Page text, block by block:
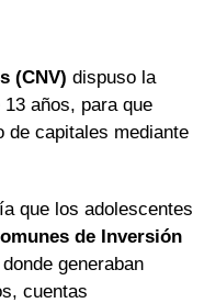
(CNV) dispuso la
años, para que
de capitales mediante
que los adolescentes
de Inversión
donde generaban
cuentas